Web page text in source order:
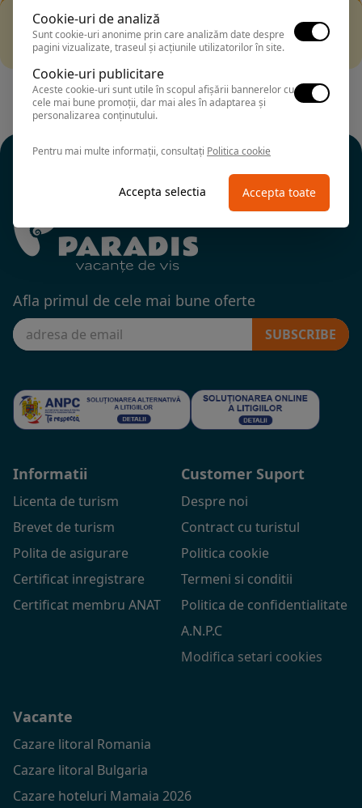
Filtrarea nu a returnat niciun rezultat
Incearca sa folosesti o cautarea mai generala sau alege
alte fitre.
Afla primul de cele mai bune oferte
SUBSCRIBE
Informatii
Licenta de turism
Brevet de turism
Polita de asigurare
Certificat inregistrare
Certificat membru ANAT
Customer Suport
Despre noi
Contract cu turistul
Politica cookie
Termeni si conditii
Politica de confidentialitate
A.N.P.C
Modifica setari cookies
Vacante
Cazare litoral Romania
Cazare litoral Bulgaria
Cazare hoteluri Mamaia 2026
Cookie-uri de analiză
Sunt cookie-uri anonime prin care analizăm date despre
pagini vizualizate, traseul și acțiunile utilizatorilor în site.
Cookie-uri publicitare
Aceste cookie-uri sunt utile în scopul afișării bannerelor cu
cele mai bune promoții, dar mai ales în adaptarea și
personalizarea conținutului.
Pentru mai multe informații, consultați Politica cookie
Accepta selectia Accepta toate